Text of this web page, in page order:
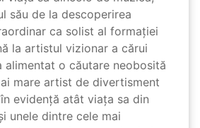
său de la descoperirea
ca solist al formației
la artistul vizionar a cărui
alimentat o căutare neobosită
mare artist de divertisment
evidență atât viața sa din
unele dintre cele mai